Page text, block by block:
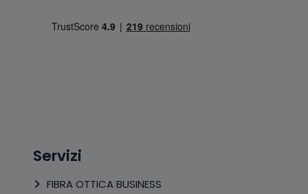
Servizi
FIBRA OTTICA BUSINESS